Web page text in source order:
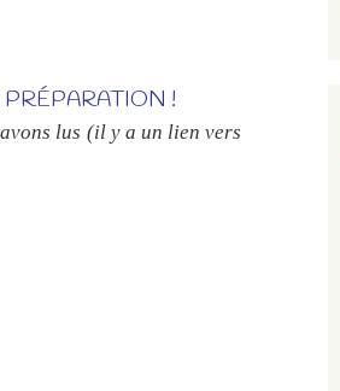
!
lus (il y a un lien vers